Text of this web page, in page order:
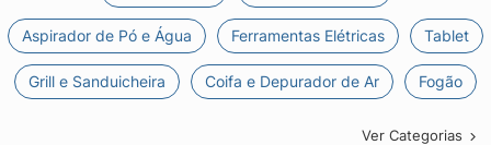
Aspirador de Pó e Água Ferramentas Elétricas Tablet
Grill e Sanduicheira Coifa e Depurador de Ar Fogão
Ver Categorias